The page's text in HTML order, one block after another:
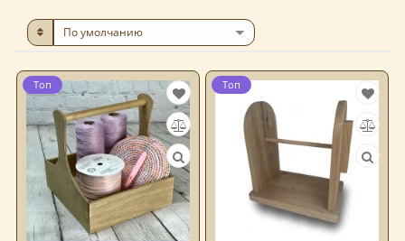
Топ Топ